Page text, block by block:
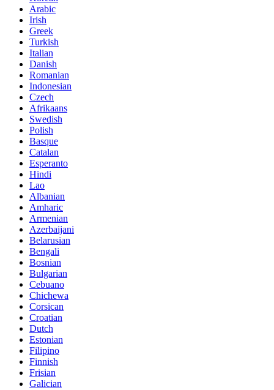
Arabic
Irish
Greek
Turkish
Italian
Danish
Romanian
Indonesian
Czech
Afrikaans
Swedish
Polish
Basque
Catalan
Esperanto
Hindi
Lao
Albanian
Amharic
Armenian
Azerbaijani
Belarusian
Bengali
Bosnian
Bulgarian
Cebuano
Chichewa
Corsican
Croatian
Dutch
Estonian
Filipino
Finnish
Frisian
Galician